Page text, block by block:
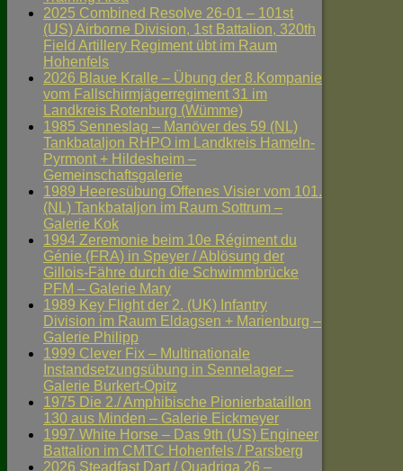
2025 Combined Resolve 26-01 – 101st
(US) Airborne Division, 1st Battalion, 320th
Field Artillery Regiment übt im Raum
Hohenfels
2026 Blaue Kralle – Übung der 8.Kompanie
vom Fallschirmjägerregiment 31 im
Landkreis Rotenburg (Wümme)
1985 Senneslag – Manöver des 59 (NL)
Tankbataljon RHPO im Landkreis Hameln-
Pyrmont + Hildesheim –
Gemeinschaftsgalerie
1989 Heeresübung Offenes Visier vom 101.
(NL) Tankbataljon im Raum Sottrum –
Galerie Kok
1994 Zeremonie beim 10e Régiment du
Génie (FRA) in Speyer / Ablösung der
Gillois-Fähre durch die Schwimmbrücke
PFM – Galerie Mary
1989 Key Flight der 2. (UK) Infantry
Division im Raum Eldagsen + Marienburg –
Galerie Philipp
1999 Clever Fix – Multinationale
Instandsetzungsübung in Sennelager –
Galerie Burkert-Opitz
1975 Die 2./ Amphibische Pionierbataillon
130 aus Minden – Galerie Eickmeyer
1997 White Horse – Das 9th (US) Engineer
Battalion im CMTC Hohenfels / Parsberg
2026 Steadfast Dart / Quadriga 26 –